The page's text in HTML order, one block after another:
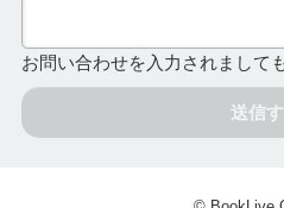
お問い合わせを入力されまして
送信